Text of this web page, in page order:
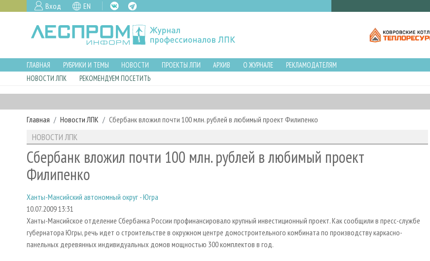
Вход EN
ГЛАВНАЯ РУБРИКИ И ТЕМЫ НОВОСТИ ПРОЕКТЫ ЛПИ АРХИВ О ЖУРНАЛЕ
РЕКЛАМОДАТЕЛЯМ
НОВОСТИ ЛПК
РЕКОМЕНДУЕМ ПОСЕТИТЬ
Главная Новости ЛПК Сбербанк вложил почти 100 млн. рублей в любимый проект Филипенко
НОВОСТИ ЛПК
Сбербанк вложил почти 100 млн. рублей в любимый проект
Филипенко
Ханты-Мансийский автономный округ - Югра
10.07.2009 13:31
Ханты-Мансийское отделение Сбербанка России профинансировало крупный инвестиционный проект. Как сообщили в пресс-службе
губернатора Югры, речь идет о строительстве в окружном центре домостроительного комбината по производству каркасно-
панельных деревянных индивидуальных домов мощностью 300 комплектов в год.